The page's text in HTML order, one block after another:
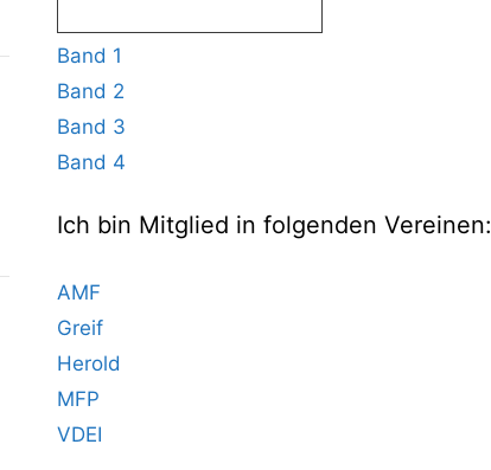
Band 1
Band 2
Band 3
Band 4
Ich bin Mitglied in folgenden Vereinen:
AMF
Greif
Herold
MFP
VDEI